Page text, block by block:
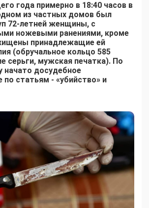
года примерно в 18:40 часов в
из частных домов был
72-летней женщины, с
ножевыми ранениями, кроме
принадлежащие ей
(обручальное кольцо 585
серьги, мужская печатка). По
начато досудебное
по статьям - «убийство» и